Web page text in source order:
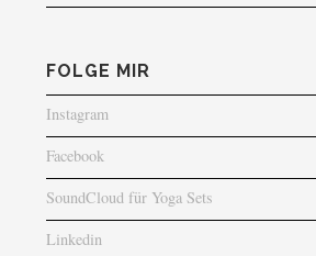
FOLGE MIR
Instagram
Facebook
SoundCloud für Yoga Sets
Linkedin